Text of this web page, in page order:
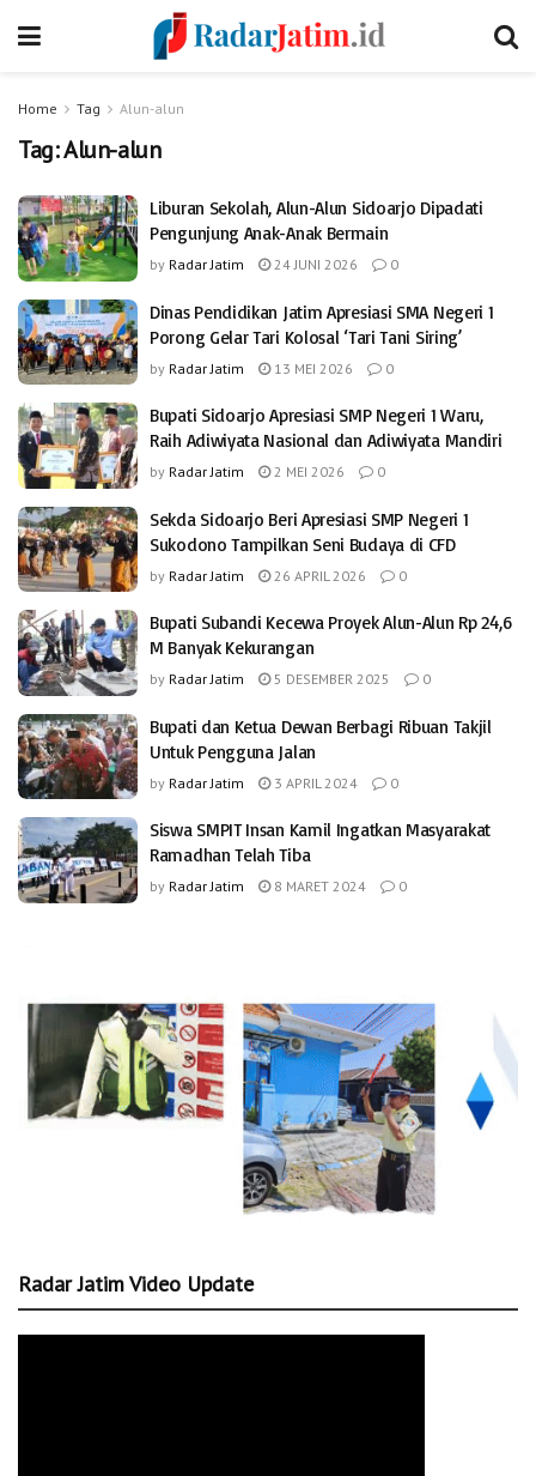
Home Tag Alun-alun
Tag:Alun-alun
Liburan Sekolah, Alun-Alun Sidoarjo Dipadati
Pengunjung Anak-Anak Bermain
by Radar Jatim 24 JUNI 2026 0
Dinas Pendidikan Jatim Apresiasi SMA Negeri 1
Porong Gelar Tari Kolosal ‘Tari Tani Siring’
by Radar Jatim 13 MEI 2026 0
Bupati Sidoarjo Apresiasi SMP Negeri 1 Waru,
Raih Adiwiyata Nasional dan Adiwiyata Mandiri
by Radar Jatim 2 MEI 2026 0
Sekda Sidoarjo Beri Apresiasi SMP Negeri 1
Sukodono Tampilkan Seni Budaya di CFD
by Radar Jatim 26 APRIL 2026 0
Bupati Subandi Kecewa Proyek Alun-Alun Rp 24,6
M Banyak Kekurangan
by Radar Jatim 5 DESEMBER 2025 0
Bupati dan Ketua Dewan Berbagi Ribuan Takjil
Untuk Pengguna Jalan
by Radar Jatim 3 APRIL 2024 0
Siswa SMPIT Insan Kamil Ingatkan Masyarakat
Ramadhan Telah Tiba
by Radar Jatim 8 MARET 2024 0
Radar Jatim Video Update